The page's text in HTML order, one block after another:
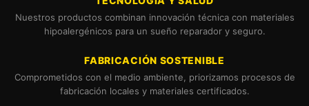
Nuestros productos combinan innovación técnica con materiales
hipoalergénicos para un sueño reparador y seguro.
FABRICACIÓN SOSTENIBLE
Comprometidos con el medio ambiente, priorizamos procesos de
fabricación locales y materiales certificados.